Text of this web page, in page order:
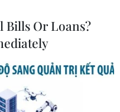
UAE tham dự
hòa bình của
một ngày sau khi Mỹ
các cuộc gặp ở thủ
Bills Or Loans?